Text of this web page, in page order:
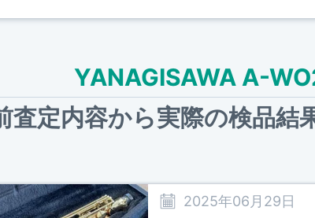
YANAGISAWA A-
査定内容から実際の検品結
2025年06月29日